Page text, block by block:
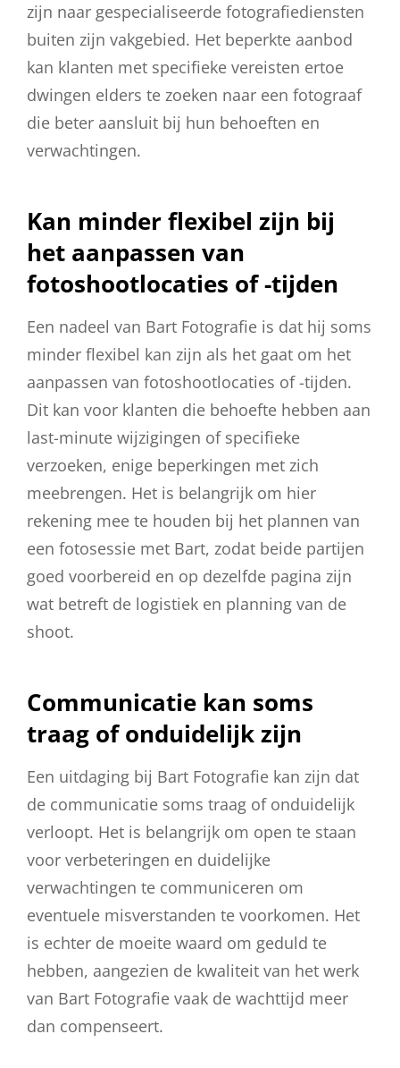
zijn naar gespecialiseerde fotografiediensten
buiten zijn vakgebied. Het beperkte aanbod
kan klanten met specifieke vereisten ertoe
dwingen elders te zoeken naar een fotograaf
die beter aansluit bij hun behoeften en
verwachtingen.
Kan minder flexibel zijn bij
het aanpassen van
fotoshootlocaties of -tijden
Een nadeel van Bart Fotografie is dat hij soms
minder flexibel kan zijn als het gaat om het
aanpassen van fotoshootlocaties of -tijden.
Dit kan voor klanten die behoefte hebben aan
last-minute wijzigingen of specifieke
verzoeken, enige beperkingen met zich
meebrengen. Het is belangrijk om hier
rekening mee te houden bij het plannen van
een fotosessie met Bart, zodat beide partijen
goed voorbereid en op dezelfde pagina zijn
wat betreft de logistiek en planning van de
shoot.
Communicatie kan soms
traag of onduidelijk zijn
Een uitdaging bij Bart Fotografie kan zijn dat
de communicatie soms traag of onduidelijk
verloopt. Het is belangrijk om open te staan
voor verbeteringen en duidelijke
verwachtingen te communiceren om
eventuele misverstanden te voorkomen. Het
is echter de moeite waard om geduld te
hebben, aangezien de kwaliteit van het werk
van Bart Fotografie vaak de wachttijd meer
dan compenseert.